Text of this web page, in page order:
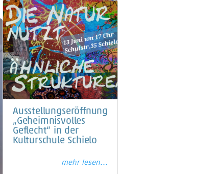
Ausstellungseröffnung
„Geheimnisvolles
Geflecht“ in der
Kulturschule Schielo
mehr lesen...